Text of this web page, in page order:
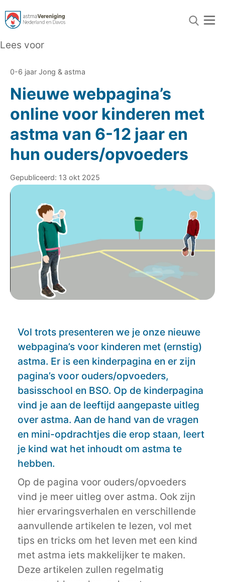
Lees voor
0-6 jaar Jong & astma
Nieuwe webpagina’s
online voor kinderen met
astma van 6-12 jaar en
hun ouders/opvoeders
Gepubliceerd: 13 okt 2025
Vol trots presenteren we je onze nieuwe
webpagina’s voor kinderen met (ernstig)
astma. Er is een kinderpagina en er zijn
pagina’s voor ouders/opvoeders,
basisschool en BSO. Op de kinderpagina
vind je aan de leeftijd aangepaste uitleg
over astma. Aan de hand van de vragen
en mini-opdrachtjes die erop staan, leert
je kind wat het inhoudt om astma te
hebben.
Op de pagina voor ouders/opvoeders
vind je meer uitleg over astma. Ook zijn
hier ervaringsverhalen en verschillende
aanvullende artikelen te lezen, vol met
tips en tricks om het leven met een kind
met astma iets makkelijker te maken.
Deze artikelen zullen regelmatig